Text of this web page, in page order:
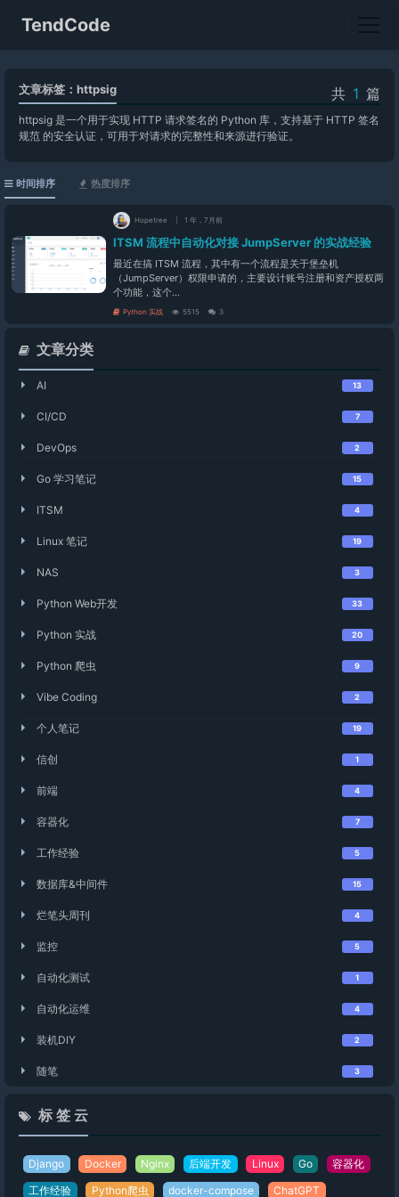
TendCode
共 1 篇
文章标签：httpsig
httpsig 是一个用于实现 HTTP 请求签名的 Python 库，支持基于 HTTP 签名
规范 的安全认证，可用于对请求的完整性和来源进行验证。
时间排序 热度排序
Hopetree 1 年，7月前
ITSM 流程中自动化对接 JumpServer 的实战经验
最近在搞 ITSM 流程，其中有一个流程是关于堡垒机
（JumpServer）权限申请的，主要设计账号注册和资产授权两
个功能，这个...
Python 实战 5515 3
文章分类
AI 13
CI/CD 7
DevOps 2
Go 学习笔记 15
ITSM 4
Linux 笔记 19
NAS 3
Python Web开发 33
Python 实战 20
Python 爬虫 9
Vibe Coding 2
个人笔记 19
信创 1
前端 4
容器化 7
工作经验 5
数据库&中间件 15
烂笔头周刊 4
监控 5
自动化测试 1
自动化运维 4
装机DIY 2
随笔 3
标 签 云
Django Docker Nginx 后端开发 Linux Go 容器化
工作经验 Python爬虫 docker-compose ChatGPT